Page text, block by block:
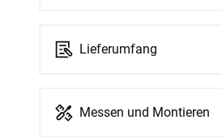
Lieferumfang
Messen und Montieren